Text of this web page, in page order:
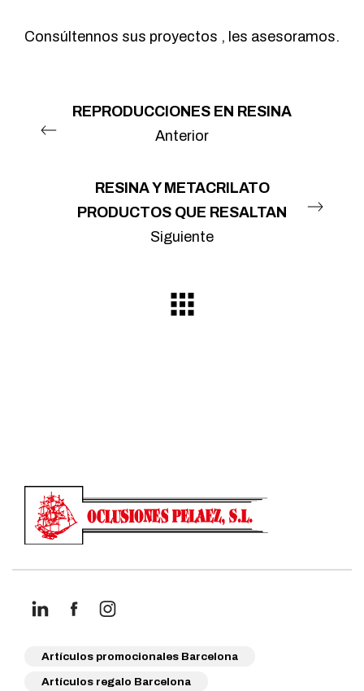
Consúltennos sus proyectos , les asesoramos.
REPRODUCCIONES EN RESINA
Anterior
RESINA Y METACRILATO
PRODUCTOS QUE RESALTAN
Siguiente
Artículos promocionales Barcelona
Artículos regalo Barcelona